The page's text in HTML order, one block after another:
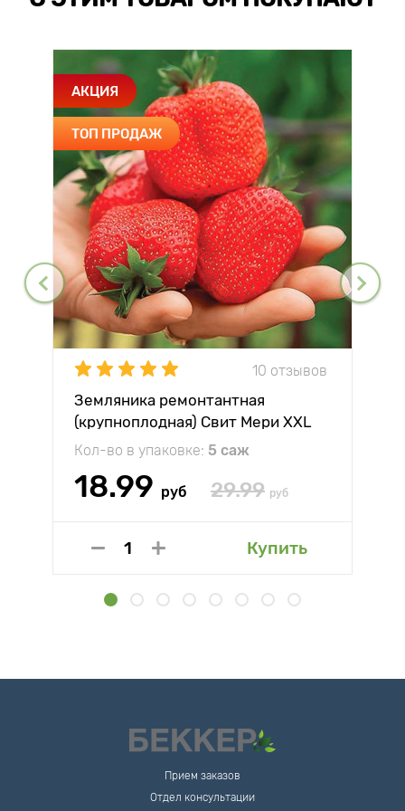
АКЦИЯ
ТОП ПРОДАЖ
10 отзывов
Земляника ремонтантная
(крупноплодная) Свит Мери XXL
Кол-во в упаковке: 5 саж
18.99 руб 29.99 руб
Купить
Прием заказов
Отдел консультации